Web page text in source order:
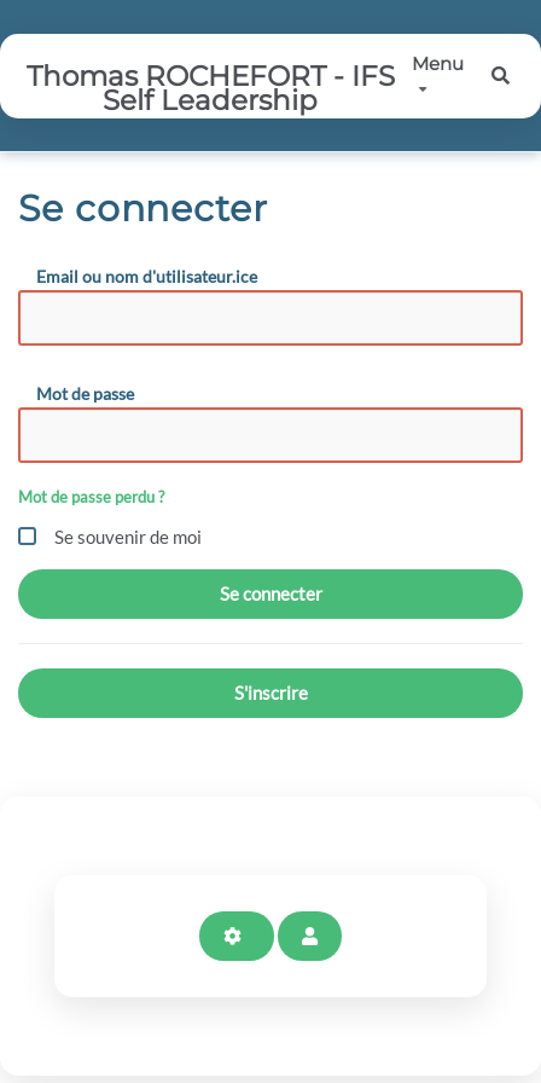
Thomas ROCHEFORT - IFS
Self Leadership
Menu
Se connecter
Email ou nom d'utilisateur.ice
Mot de passe
Mot de passe perdu ?
Se souvenir de moi
Se connecter
S'inscrire